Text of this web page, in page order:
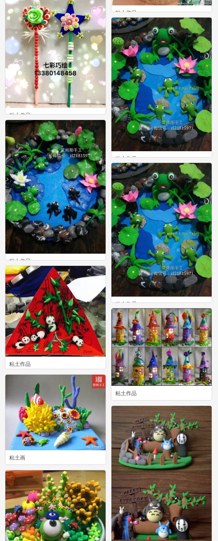
粘土作品
2
粘土作品
1
粘土作品
2
粘土作品
1
粘土作品
粘土画
5
粘土作品
0
粘土作品
0